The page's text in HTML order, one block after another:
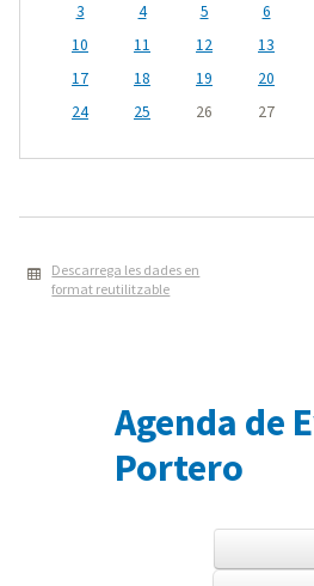
3
4 5 6
10
11 12 13
17
18 19 20
24
25 26 27
Descarrega les dades en
format reutilitzable
Agenda de
Portero